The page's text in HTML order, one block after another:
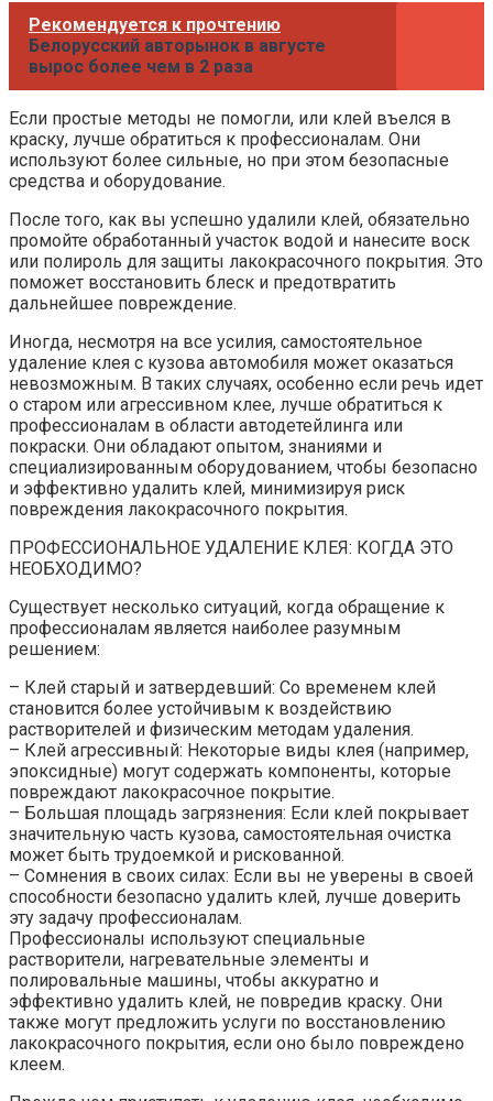
Рекомендуется к прочтению
Белорусский авторынок в августе
вырос более чем в 2 раза
Если простые методы не помогли, или клей въелся в
краску, лучше обратиться к профессионалам. Они
используют более сильные, но при этом безопасные
средства и оборудование.
После того, как вы успешно удалили клей, обязательно
промойте обработанный участок водой и нанесите воск
или полироль для защиты лакокрасочного покрытия. Это
поможет восстановить блеск и предотвратить
дальнейшее повреждение.
Иногда, несмотря на все усилия, самостоятельное
удаление клея с кузова автомобиля может оказаться
невозможным. В таких случаях, особенно если речь идет
о старом или агрессивном клее, лучше обратиться к
профессионалам в области автодетейлинга или
покраски. Они обладают опытом, знаниями и
специализированным оборудованием, чтобы безопасно
и эффективно удалить клей, минимизируя риск
повреждения лакокрасочного покрытия.
ПРОФЕССИОНАЛЬНОЕ УДАЛЕНИЕ КЛЕЯ: КОГДА ЭТО
НЕОБХОДИМО?
Существует несколько ситуаций, когда обращение к
профессионалам является наиболее разумным
решением:
– Клей старый и затвердевший: Со временем клей
становится более устойчивым к воздействию
растворителей и физическим методам удаления.
– Клей агрессивный: Некоторые виды клея (например,
эпоксидные) могут содержать компоненты, которые
повреждают лакокрасочное покрытие.
– Большая площадь загрязнения: Если клей покрывает
значительную часть кузова, самостоятельная очистка
может быть трудоемкой и рискованной.
– Сомнения в своих силах: Если вы не уверены в своей
способности безопасно удалить клей, лучше доверить
эту задачу профессионалам.
Профессионалы используют специальные
растворители, нагревательные элементы и
полировальные машины, чтобы аккуратно и
эффективно удалить клей, не повредив краску. Они
также могут предложить услуги по восстановлению
лакокрасочного покрытия, если оно было повреждено
клеем.